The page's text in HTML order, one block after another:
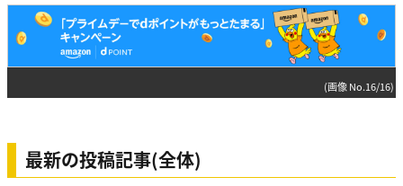
(画像 No.16/16)
最新の投稿記事(全体)